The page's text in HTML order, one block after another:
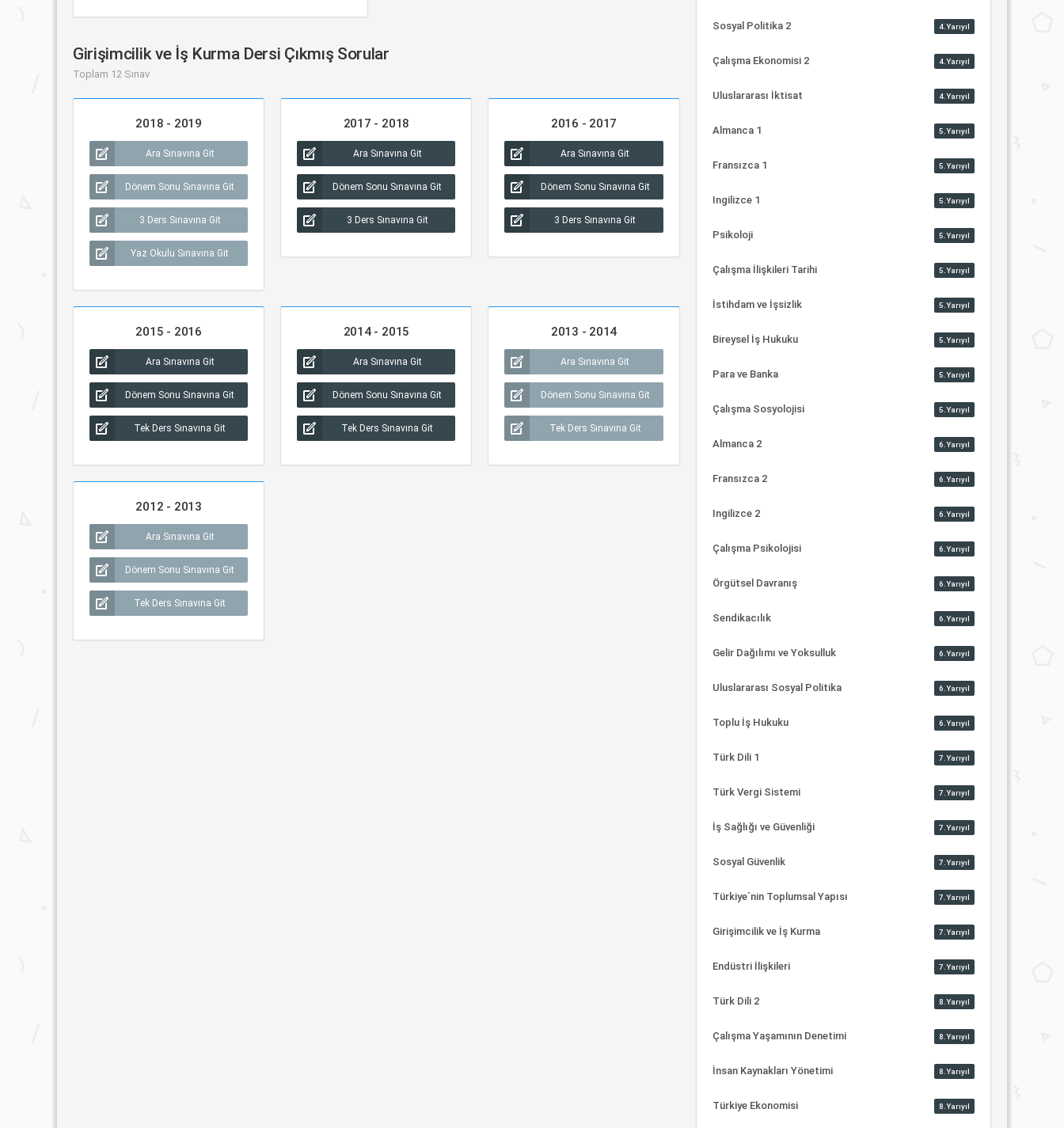
Girişimcilik ve İş Kurma Dersi Çıkmış Sorular
Toplam 12 Sınav
2018 - 2019
Ara Sınavına Git
Dönem Sonu Sınavına Git
3 Ders Sınavına Git
Yaz Okulu Sınavına Git
2017 - 2018
Ara Sınavına Git
Dönem Sonu Sınavına Git
3 Ders Sınavına Git
2016 - 2017
Ara Sınavına Git
Dönem Sonu Sınavına Git
3 Ders Sınavına Git
2015 - 2016
Ara Sınavına Git
Dönem Sonu Sınavına Git
Tek Ders Sınavına Git
2014 - 2015
Ara Sınavına Git
Dönem Sonu Sınavına Git
Tek Ders Sınavına Git
2013 - 2014
Ara Sınavına Git
Dönem Sonu Sınavına Git
Tek Ders Sınavına Git
2012 - 2013
Ara Sınavına Git
Dönem Sonu Sınavına Git
Tek Ders Sınavına Git
Sosyal Politika 2 4.Yarıyıl
Çalışma Ekonomisi 2 4.Yarıyıl
Uluslararası İktisat 4.Yarıyıl
Almanca 1 5.Yarıyıl
Fransızca 1 5.Yarıyıl
Ingilizce 1 5.Yarıyıl
Psikoloji 5.Yarıyıl
Çalışma İlişkileri Tarihi 5.Yarıyıl
İstihdam ve İşsizlik 5.Yarıyıl
Bireysel İş Hukuku 5.Yarıyıl
Para ve Banka 5.Yarıyıl
Çalışma Sosyolojisi 5.Yarıyıl
Almanca 2 6.Yarıyıl
Fransızca 2 6.Yarıyıl
Ingilizce 2 6.Yarıyıl
Çalışma Psikolojisi 6.Yarıyıl
Örgütsel Davranış 6.Yarıyıl
Sendikacılık 6.Yarıyıl
Gelir Dağılımı ve Yoksulluk 6.Yarıyıl
Uluslararası Sosyal Politika 6.Yarıyıl
Toplu İş Hukuku 6.Yarıyıl
Türk Dili 1 7.Yarıyıl
Türk Vergi Sistemi 7.Yarıyıl
İş Sağlığı ve Güvenliği 7.Yarıyıl
Sosyal Güvenlik 7.Yarıyıl
Türkiye´nin Toplumsal Yapısı 7.Yarıyıl
Girişimcilik ve İş Kurma 7.Yarıyıl
Endüstri İlişkileri 7.Yarıyıl
Türk Dili 2 8.Yarıyıl
Çalışma Yaşamının Denetimi 8.Yarıyıl
İnsan Kaynakları Yönetimi 8.Yarıyıl
Türkiye Ekonomisi 8.Yarıyıl